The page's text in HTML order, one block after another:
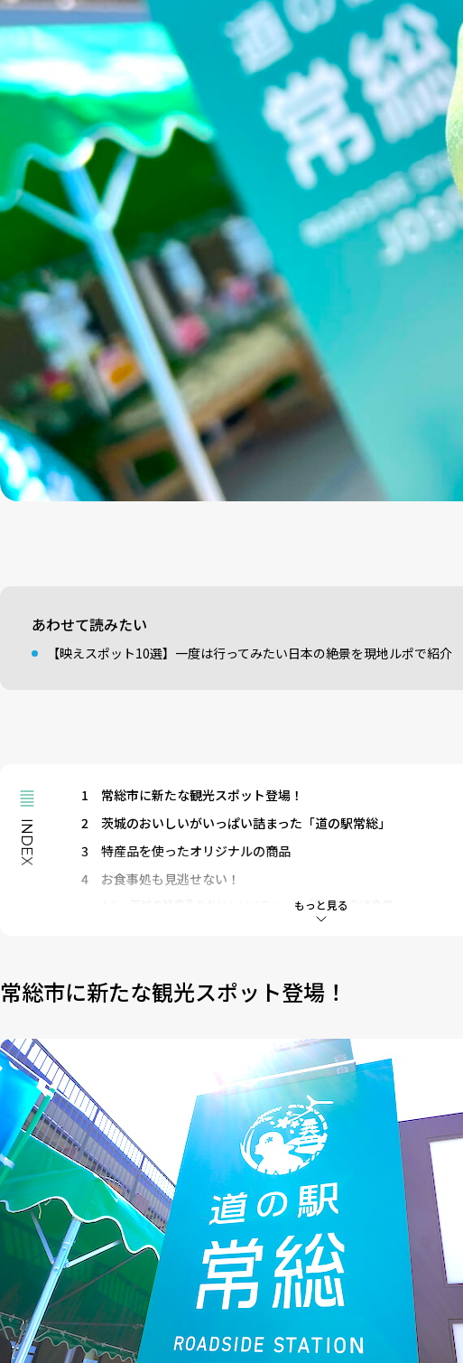
あわせて読みたい
【映えスポット10選】一度は行ってみたい日本の絶景を現地ルポで紹介
もっと見る
INDEX
1
常総市に新たな観光スポット登場！
2
茨城のおいしいがいっぱい詰まった「道の駅常総」
3
特産品を使ったオリジナルの商品
4
お食事処も見逃せない！
茨城の特産品をおいしいメニューに「常総 いなほ食堂」
「天てり卵」を存分に味わう「TAMAGOYA 常総レストラン・ハウス」
2時間かけて焼き上げる「つぼやき おやきいも」
常総市に新たな観光スポット登場！